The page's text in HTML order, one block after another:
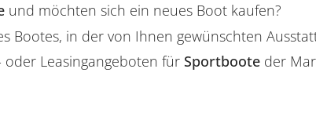
und möchten sich ein neues Boot kaufen?
Bootes, in der von Ihnen gewünschten
oder Leasingangeboten für Sportboote der